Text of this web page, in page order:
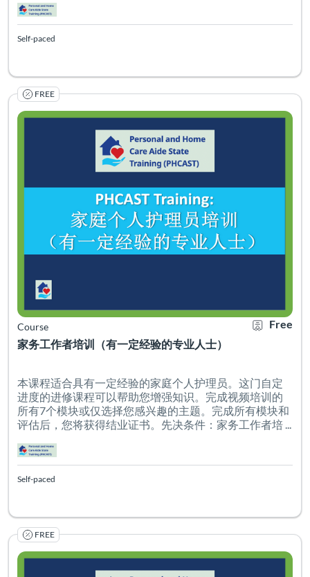
Self-paced
FREE
家务工作者培训（有一定经验的专业人士）
Course
Certificate
Listing
Free
本课程适合具有一定经验的家庭个人护理员。这门自定进
本课程适合具有一定经验的家庭个人护理员。这门自定
进度的进修课程可以帮助您增强知识。完成视频培训的
所有7个模块或仅选择您感兴趣的主题。完成所有模块和
评估后，您将获得结业证书。先决条件：家务工作者培 ...
Listing Catalog: PHCAST Chinese Cantonese Simplified
Listing Date: Self-paced
Self-paced
FREE Certificate
Listing
这门自定进度的课程适合照护家庭成员、邻居或朋友的人
Listing Catalog: PHCAST Chinese Cantonese Simplified
Listing Date: Self-paced